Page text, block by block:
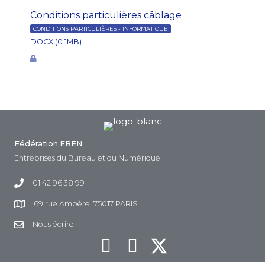
Conditions particulières câblage
CONDITIONS PARTICULIÈRES - INFORMATIQUE
DOCX (0.1MB)
Fédération EBEN
Entreprises du Bureau et du Numérique
01 42 96 38 99
69 rue Ampère, 75017 PARIS
Nous écrire